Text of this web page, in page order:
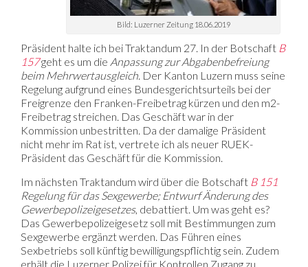
Bild: Luzerner Zeitung 18.06.2019
Präsident halte ich bei Traktandum 27. In der Botschaft B
157geht es um die Anpassung zur Abgabenbefreiung
beim Mehrwertausgleich. Der Kanton Luzern muss seine
Regelung aufgrund eines Bundesgerichtsurteils bei der
Freigrenze den Franken-Freibetrag kürzen und den m2-
Freibetrag streichen. Das Geschäft war in der
Kommission unbestritten. Da der damalige Präsident
nicht mehr im Rat ist, vertrete ich als neuer RUEK-
Präsident das Geschäft für die Kommission.
Im nächsten Traktandum wird über die Botschaft B 151
Regelung für das Sexgewerbe; Entwurf Änderung des
Gewerbepolizeigesetzes, debattiert. Um was geht es?
Das Gewerbepolizeigesetz soll mit Bestimmungen zum
Sexgewerbe ergänzt werden. Das Führen eines
Sexbetriebs soll künftig bewilligungspflichtig sein. Zudem
erhält die Luzerner Polizei für Kontrollen Zugang zu